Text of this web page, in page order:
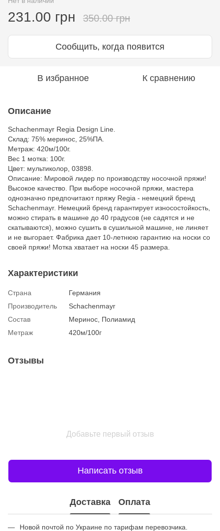
231.00 грн 350.00 грн
Сообщить, когда появится
В избранное К сравнению
Описание
Schachenmayr Regia Design Line.
Склад: 75% меринос, 25%ПА.
Метраж: 420м/100г.
Вес 1 мотка: 100г.
Цвет: мультиколор, 03898.
Описание: Мировой лидер по производству носочной пряжи!
Высокое качество. При выборе носочной пряжи, мастера
однозначно предпочитают пряжу Regia - немецкий бренд
Schachenmayr. Немецкий бренд гарантирует износостойкость,
можно стирать в машине до 40 градусов (не садятся и не
скатываются), можно сушить в сушильной машине, не линяет
и не выгорает. Фабрика дает 10-летнюю гарантию на носки со
своей пряжи! Мотка хватает на носки 45 размера.
Характеристики
Страна
Германия
Производитель
Schachenmayr
Состав
Меринос, Полиамид
Метраж
420м/100г
Отзывы
Добавьте первый отзыв
Написать отзыв
Доставка Оплата
Новой почтой по Украине по тарифам перевозчика.